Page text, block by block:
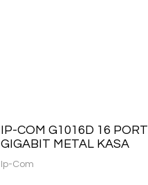
IP-COM G1016D 16 PORT
GIGABIT METAL KASA
Ip-Com